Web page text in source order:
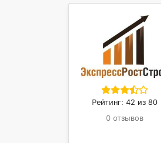
Рейтинг: 42 из 80
0 отзывов